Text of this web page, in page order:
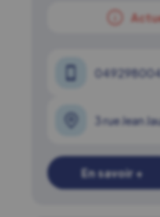
3 rue Jean
En savoir +